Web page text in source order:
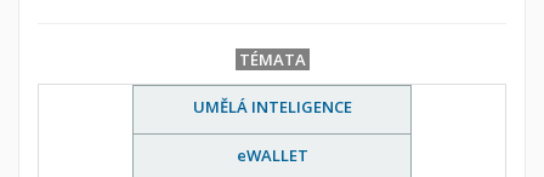
TÉMATA
UMĚLÁ INTELIGENCE
eWALLET